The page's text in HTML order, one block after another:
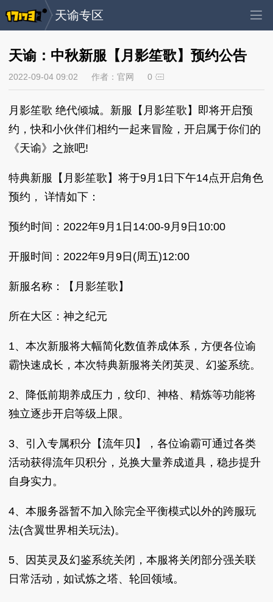
天谕专区
天谕：中秋新服【月影笙歌】预约公告
2022-09-04 09:02 作者：官网 0
月影笙歌 绝代倾城。新服【月影笙歌】即将开启预
约，快和小伙伴们相约一起来冒险，开启属于你们的
《天谕》之旅吧!
特典新服【月影笙歌】将于9月1日下午14点开启角色
预约， 详情如下：
预约时间：2022年9月1日14:00-9月9日10:00
开服时间：2022年9月9日(周五)12:00
新服名称：【月影笙歌】
所在大区：神之纪元
1、本次新服将大幅简化数值养成体系，方便各位谕
霸快速成长，本次特典新服将关闭英灵、幻鉴系统。
2、降低前期养成压力，纹印、神格、精炼等功能将
独立逐步开启等级上限。
3、引入专属积分【流年贝】，各位谕霸可通过各类
活动获得流年贝积分，兑换大量养成道具，稳步提升
自身实力。
4、本服务器暂不加入除完全平衡模式以外的跨服玩
法(含翼世界相关玩法)。
5、因英灵及幻鉴系统关闭，本服将关闭部分强关联
日常活动，如试炼之塔、轮回领域。